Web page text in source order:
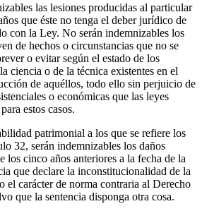
las lesiones producidas al particular
que éste no tenga el deber jurídico de
con la Ley. No serán indemnizables los
de hechos o circunstancias que no se
o evitar según el estado de los
ciencia o de la técnica existentes en el
de aquéllos, todo ello sin perjuicio de
o económicas que las leyes
estos casos.
patrimonial a los que se refiere los
32, serán indemnizables los daños
los cinco años anteriores a la fecha de la
que declare la inconstitucionalidad de la
el carácter de norma contraria al Derecho
que la sentencia disponga otra cosa.